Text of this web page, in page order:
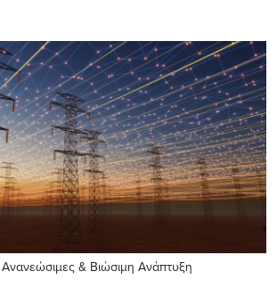
& Βιώσιμη Ανάπτυξη